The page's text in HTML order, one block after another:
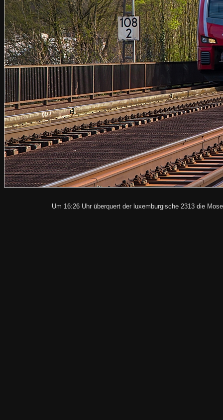
Um 16:26 Uhr überquert der luxemburgische 2313 die